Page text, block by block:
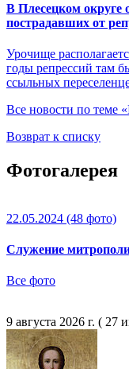
В Плесецком округе
пострадавших от
Урочище
годы репрессий там
ссыльных
Все новости по теме
Возврат к списку
Фотогалерея
22.05.2024 (48 фото)
Служение
Все фото
9 августа 2026 г. ( 27